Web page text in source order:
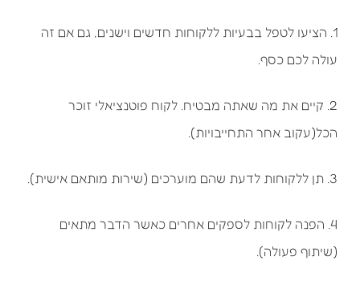
1. הציעו לטפל בבעיות ללקוחות חדשים וישנים, גם אם זה
עולה לכם כסף.
2. קיים את מה שאתה מבטיח. לקוח פוטנציאלי זוכר
הכל(עקוב אחר התחייבויות).
3. תן ללקוחות לדעת שהם מוערכים (שירות מותאם אישית).
4. הפנה לקוחות לספקים אחרים כאשר הדבר מתאים
(שיתוף פעולה).